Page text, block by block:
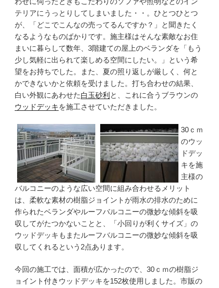
テリアにうっとりしてしまいました・・。ひとつひとつ
が、「どこでこんなの売ってるんですか？」と聞きたく
なるようなものばかりです。施主様はそんな素敵なお住
まいに暮らして数年、3階建ての屋上のベランダを「もう
少し気軽に出られて楽しめる空間にしたい。」という希
望をお持ちでした。また、夏の照り返しが厳しく、何と
かできないかと依頼を受けました。打ち合わせの結果、
白い外観にあわせた白玉砂利 と、これに合うブラウンの
ウッドデッキを施工させていただきました。
30ｃｍ
のウッ
ドデッ
キを施
主様の
バルコニーのような広い空間に組み合わせるメリット
は、柔軟な素材の樹脂ジョイントが雨水の排水のために
作られたベランダやルーフバルコニーの微妙な傾斜を吸
収してがたつかないことと、「小回りが利くサイズ」の
ウッドデッキもまたルーフバルコニーの微妙な傾斜を吸
収してくれるという2点あります。
今回の施工では、面積が広かったので、30ｃｍの樹脂ジ
ョイント付きウッドデッキを152枚使用しました。市販の